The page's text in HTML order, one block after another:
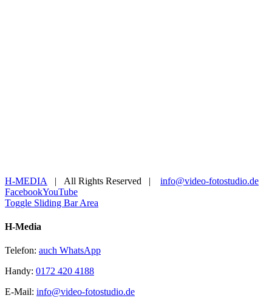
H-MEDIA | All Rights Reserved | info@video-fotostudio.de
FacebookYouTube
Toggle Sliding Bar Area
H-Media
Telefon: auch WhatsApp
Handy: 0172 420 4188
E-Mail: info@video-fotostudio.de